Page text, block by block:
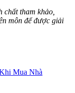
tham khảo,
môn để được giải
Mua Nhà